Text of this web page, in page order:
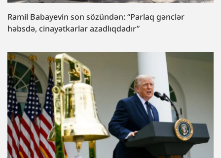
Ramil Babayevin son sözündən: “Parlaq gənclər
həbsdə, cinayətkarlar azadlıqdadır”